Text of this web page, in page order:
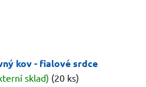
kov - fialové srdce
sklad) (20 ks)